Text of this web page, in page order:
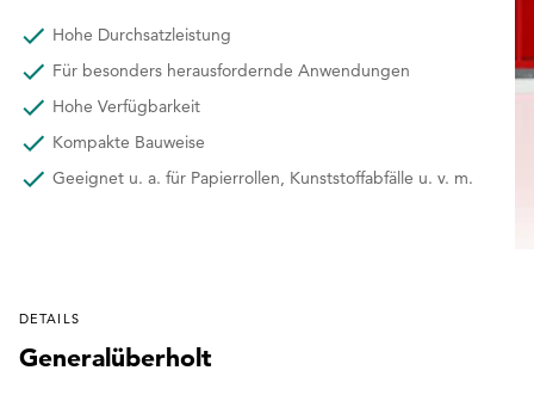
Hohe Durchsatzleistung
Für besonders herausfordernde Anwendungen
Hohe Verfügbarkeit
Kompakte Bauweise
Geeignet u. a. für Papierrollen, Kunststoffabfälle u. v. m.
DETAILS
Generalüberholt